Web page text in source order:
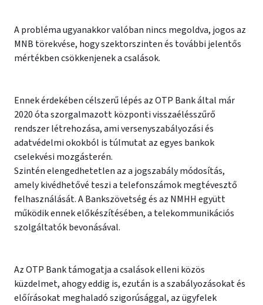
A probléma ugyanakkor valóban nincs megoldva, jogos az
MNB törekvése, hogy szektorszinten és további jelentős
mértékben csökkenjenek a csalások.
Ennek érdekében célszerű lépés az OTP Bank által már
2020 óta szorgalmazott központi visszaélésszűrő
rendszer létrehozása, ami versenyszabályozási és
adatvédelmi okokból is túlmutat az egyes bankok
cselekvési mozgásterén.
Szintén elengedhetetlen az a jogszabály módosítás,
amely kivédhetővé teszi a telefonszámok megtévesztő
felhasználását. A Bankszövetség és az NMHH együtt
működik ennek előkészítésében, a telekommunikációs
szolgáltatók bevonásával.
Az OTP Bank támogatja a csalások elleni közös
küzdelmet, ahogy eddig is, ezután is a szabályozásokat és
előírásokat meghaladó szigorúsággal, az ügyfelek